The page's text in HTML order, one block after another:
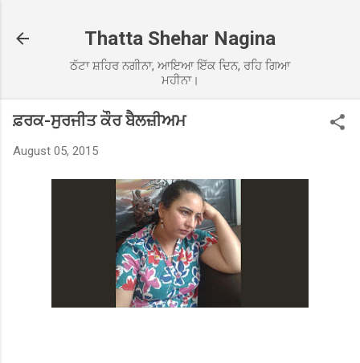
Thatta Shehar Nagina
ਠੱਟਾ ਸ਼ਹਿਰ ਨਗੀਨਾ, ਆਇਆ ਇੱਕ ਦਿਨ, ਰਹਿ ਗਿਆ
ਮਹੀਨਾ।
ਫ਼ਰਕ-ਸੁਰਜੀਤ ਕੌਰ ਬੈਲਜ਼ੀਅਮ
August 05, 2015